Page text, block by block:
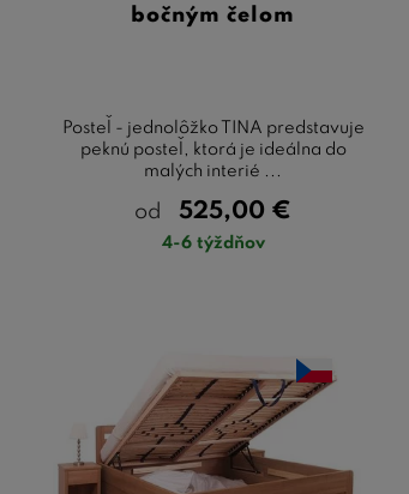
bočným čelom
Posteľ - jednolôžko TINA predstavuje
peknú posteľ, ktorá je ideálna do
malých interié ...
od 525,00 €
4-6 týždňov